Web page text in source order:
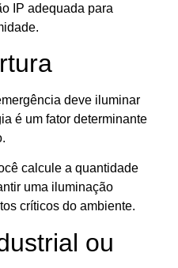
IP adequada para
deve iluminar
é um fator determinante
calcule a quantidade
uma iluminação
críticos do ambiente.
ou